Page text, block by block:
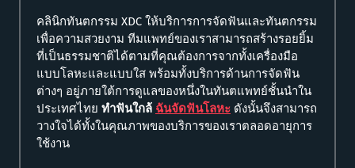
คลินิกทันตกรรม XDC ให้บริการการจัดฟันและทันตกรรม
เพื่อความสวยงาม ทีมแพทย์ของเราสามารถสร้างรอยยิ้ม
ที่เป็นธรรมชาติได้ตามที่คุณต้องการจากทั้งเครื่องมือ
แบบโลหะและแบบใส พร้อมทั้งบริการด้านการจัดฟัน
ต่างๆ อยู่ภายใต้การดูแลของหนึ่งในทันตแพทย์ชั้นนำใน
ประเทศไทย ทำฟันใกล้ ฉันจัดฟันโลหะ ดังนั้นจึงสามารถ
วางใจได้ทั้งในคุณภาพของบริการของเราตลอดอายุการ
ใช้งาน